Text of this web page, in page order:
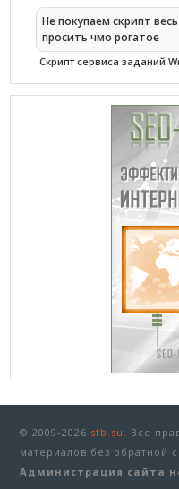
Не покупаем скрипт
просить чмо рогатое
Cкрипт сервиса заданий
© 2009-2026 sfb.su.
Все
материалов без обратной
Администрация сайта